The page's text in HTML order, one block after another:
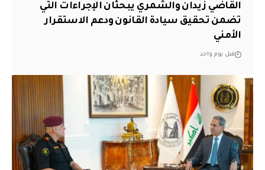
القاضي زيدان والشمري يبحثان الإجراءات التي
تضمن تحقيق سيادة القانون ودعم الاستقرار
الأمني
قبل يوم واحد